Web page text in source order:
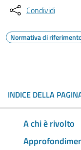
Condividi
Normativa di
INDICE DELLA
A chi è rivolto